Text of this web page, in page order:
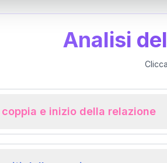
Analisi
e inizio della relazione